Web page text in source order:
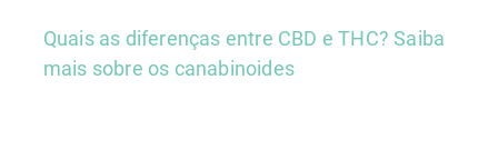
Quais as diferenças entre CBD e THC? Saiba
mais sobre os canabinoides